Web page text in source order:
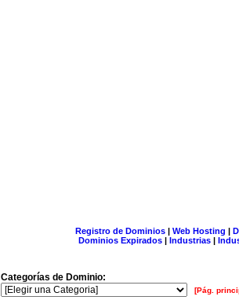
Registro de Dominios| Web Hosting |
Dominios Expirados | Industrias |
Categorías de Dominio:
[Pág.